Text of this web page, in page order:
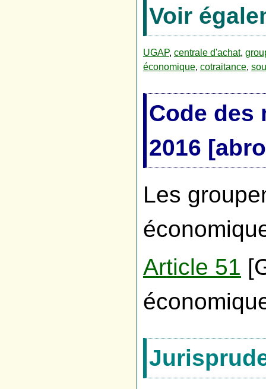
Voir
UGAP, centrale d'achat,
économique, cotraitance,
Code des
2016
Les
Article 51